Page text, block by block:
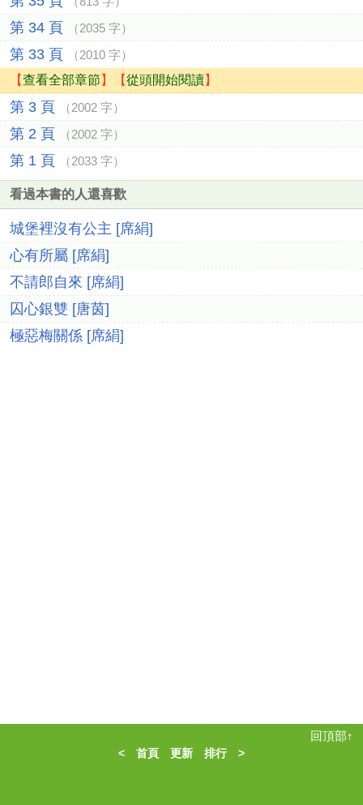
第 34 頁 （2035 字）
第 33 頁 （2010 字）
【查看全部章節 】【從頭開始閱讀】
第 3 頁 （2002 字）
第 2 頁 （2002 字）
第 1 頁 （2033 字）
看過本書的人還喜歡
城堡裡沒有公主 [席絹]
心有所屬 [席絹]
不請郎自來 [席絹]
囚心銀雙 [唐茵]
極惡梅關係 [席絹]
回頂部↑
< 首頁 更新 排行>